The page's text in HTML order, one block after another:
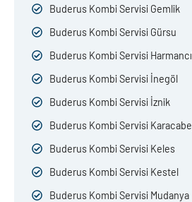
Buderus Kombi Servisi Gemlik
Buderus Kombi Servisi Gürsu
Buderus Kombi Servisi
Buderus Kombi Servisi İnegöl
Buderus Kombi Servisi İznik
Buderus Kombi Servisi
Buderus Kombi Servisi Keles
Buderus Kombi Servisi Kestel
Buderus Kombi Servisi Mudanya